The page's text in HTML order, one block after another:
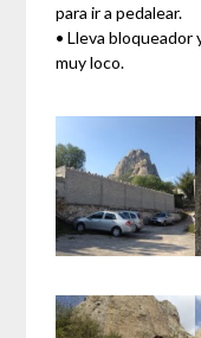
para ir a pedalear.
• Lleva bloqueador
muy loco.